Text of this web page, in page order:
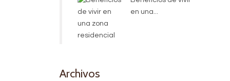
en una...
Archivos